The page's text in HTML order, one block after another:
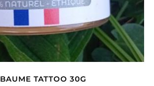
BAUME TATTOO 30G